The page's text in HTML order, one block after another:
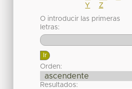
Y
Z
O introducir las primeras
letras:
Orden:
Resultados: